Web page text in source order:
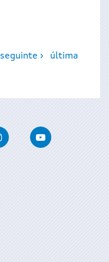
seguinte ›
última
InstagramYoutube